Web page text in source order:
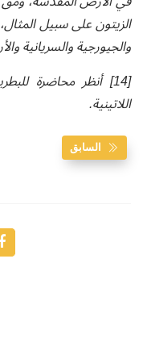
الزيتون على سبيل
والجيورجية والسريانية
[14] أنظر محاضرة
اللاتينية.
السابق